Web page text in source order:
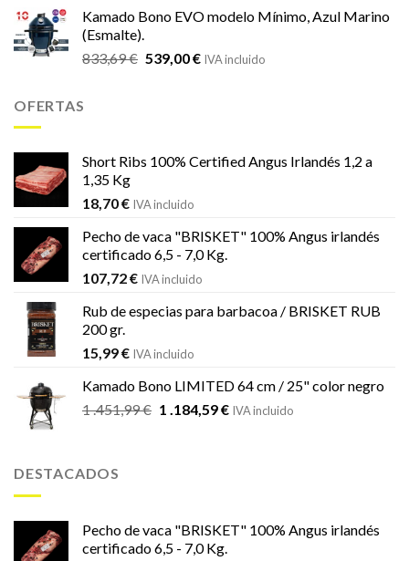
original
era:
833,69 €.
actual
539,00 €.
Kamado Bono EVO modelo Mínimo, Azul Marino
(Esmalte).
833,69€ El
539,00€ElIVA incluido
OFERTAS
Short Ribs 100% Certified Angus Irlandés 1,2 a
1,35 Kg
18,70€ IVA incluido
Pecho de vaca "BRISKET" 100% Angus irlandés
certificado 6,5 - 7,0 Kg.
107,72€ IVA incluido
Rub de especias para barbacoa / BRISKET RUB
200 gr.
15,99€ IVA incluido
Kamado Bono LIMITED 64 cm / 25" color negro
1 .451,99€ El
1 .184,59€ElIVA incluido
DESTACADOS
Pecho de vaca "BRISKET" 100% Angus irlandés
certificado 6,5 - 7,0 Kg.